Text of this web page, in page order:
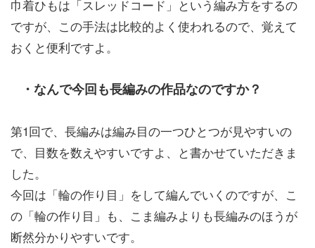
巾着ひもは「スレッドコード」という編み方をするの
ですが、この手法は比較的よく使われるので、覚えて
おくと便利ですよ。
・なんで今回も長編みの作品なのですか？
第1回で、長編みは編み目の一つひとつが見やすいの
で、目数を数えやすいですよ、と書かせていただきま
した。
今回は「輪の作り目」をして編んでいくのですが、こ
の「輪の作り目」も、こま編みよりも長編みのほうが
断然分かりやすいです。